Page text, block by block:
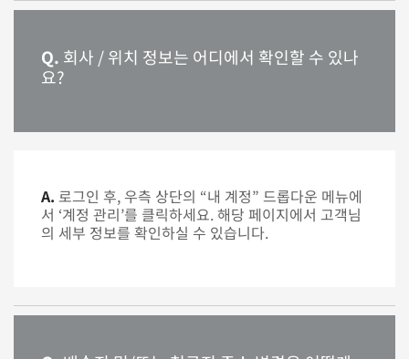
Q. 회사 / 위치 정보는 어디에서 확인할 수 있나
요?
A. 로그인 후, 우측 상단의 “내 계정” 드롭다운 메뉴에
서 ‘계정 관리’를 클릭하세요. 해당 페이지에서 고객님
의 세부 정보를 확인하실 수 있습니다.